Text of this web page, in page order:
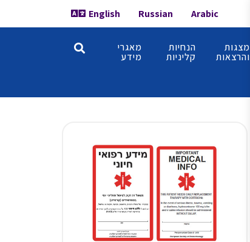
Arabic
Russian
English
מצגות
והרצאות
הנחיות
קליניות
מאגרי
מידע